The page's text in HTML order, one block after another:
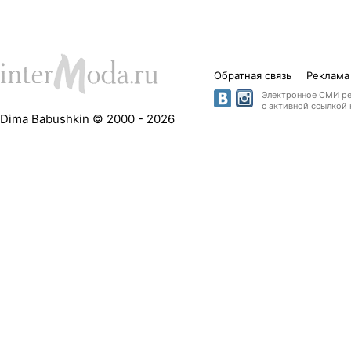
Dima Babushkin © 2000 - 2026
Обратная связь
Электронное СМИ
с активной ссылкой